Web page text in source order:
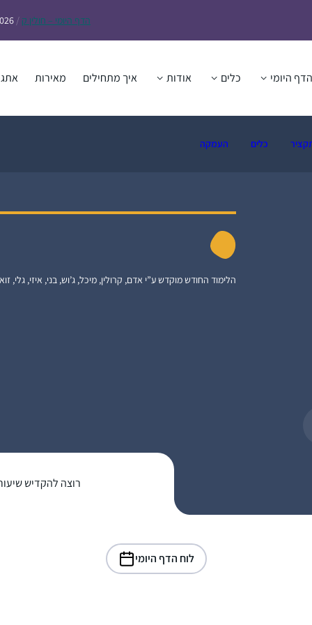
הדף היומי – חולין ק /
הדף היומי כלים אודות איך מתחילים מאירות
כלים העמקה
הלימוד החודש מוקדש ע”י אדם, קרולין, מיכל, ג’וש, בני, איזי, גלי,
רוצה להקדיש
לוח הדף היומי